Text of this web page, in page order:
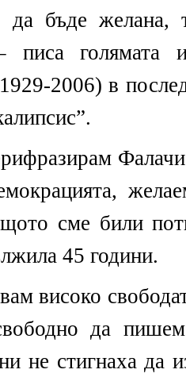
да бъде желана,
писа голямата
2006) в
сме били
45 години.
високо
да
не стигнаха да